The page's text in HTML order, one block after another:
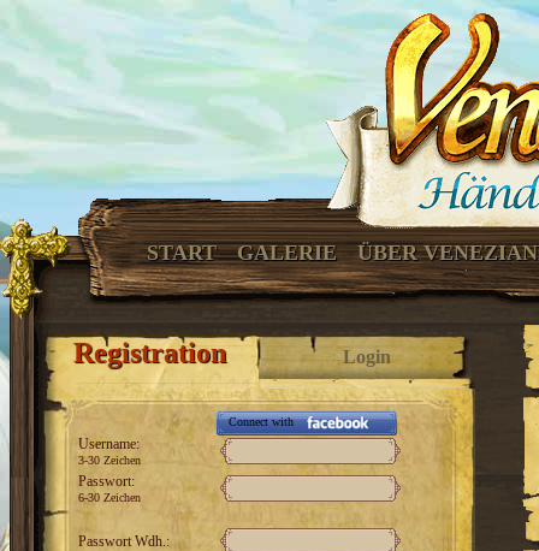
START GALERIE ÜBER
Registration Login
Connect with
Username:
3-30 Zeichen
Passwort:
6-30 Zeichen
Passwort Wdh.: